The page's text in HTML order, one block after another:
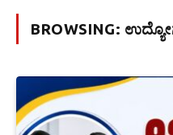
BROWSING: